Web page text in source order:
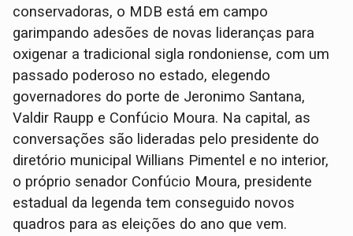
conservadoras, o MDB está em campo
garimpando adesões de novas lideranças para
oxigenar a tradicional sigla rondoniense, com um
passado poderoso no estado, elegendo
governadores do porte de Jeronimo Santana,
Valdir Raupp e Confúcio Moura. Na capital, as
conversações são lideradas pelo presidente do
diretório municipal Willians Pimentel e no interior,
o próprio senador Confúcio Moura, presidente
estadual da legenda tem conseguido novos
quadros para as eleições do ano que vem.